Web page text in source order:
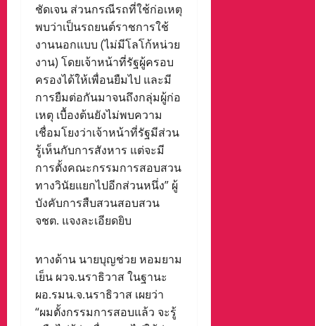
ชัดเจน ส่วนกรณีรถที่ใช้ก่อเหตุ
พบว่าเป็นรถยนต์ราชการใช้
งานนอกแบบ (ไม่มีโลโก้หน่วย
งาน) โดยเจ้าหน้าที่รัฐผู้ครอบ
ครองได้ให้เพื่อนยืมไป และมี
การยืมต่อกันมาจนถึงกลุ่มผู้ก่อ
เหตุ เบื้องต้นยังไม่พบความ
เชื่อมโยงว่าเจ้าหน้าที่รัฐมีส่วน
รู้เห็นกับการสังหาร แต่จะมี
การตั้งคณะกรรมการสอบสวน
ทางวินัยแยกไปอีกส่วนหนึ่ง” ผู้
บังคับการสืบสวนสอบสวน
จชต. แจงละเอียดยิบ
ทางด้าน นายบุญช่วย หอมยาม
เย็น ผวจ.นราธิวาส ในฐานะ
ผอ.รมน.จ.นราธิวาส เผยว่า
“ผมตั้งกรรมการสอบแล้ว จะรู้